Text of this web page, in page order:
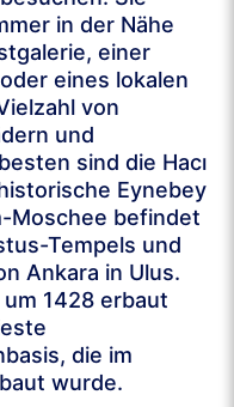
in der Nähe
einer
eines lokalen
von
und
sind die Hacı
Eynebey
Moschee befindet
Tempels und
Ankara in Ulus.
1428 erbaut
die im
wurde.